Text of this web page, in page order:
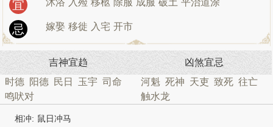
宜 沐浴 入殓 移柩 除服 成服 破土 平治道涂
忌 嫁娶 移徙 入宅 开市
吉神宜趋
时德 阳德 民日 玉宇 司命
鸣吠对
凶煞宜忌
河魁 死神 天吏 致死 往亡
触水龙
相冲: 鼠日冲马